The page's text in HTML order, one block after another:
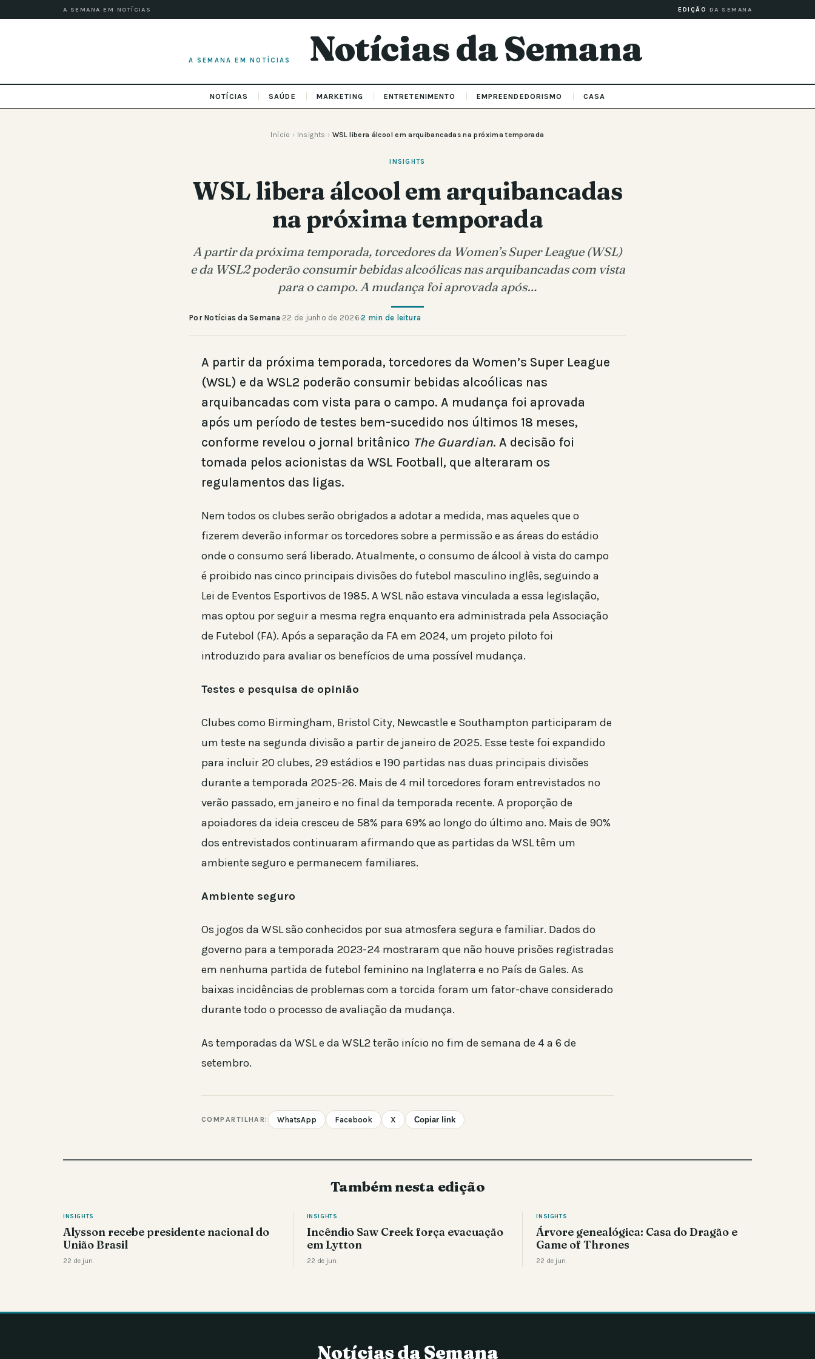
A SEMANA EM NOTÍCIAS EDIÇÃO DA SEMANA
A SEMANA EM NOTÍCIAS Notícias da Semana
NOTÍCIAS SAÚDE MARKETING ENTRETENIMENTO EMPREENDEDORISMO CASA
Início › Insights › WSL libera álcool em arquibancadas na próxima temporada
INSIGHTS
WSL libera álcool em arquibancadas
na próxima temporada
A partir da próxima temporada, torcedores da Women’s Super League (WSL)
e da WSL2 poderão consumir bebidas alcoólicas nas arquibancadas com vista
para o campo. A mudança foi aprovada após…
Por Notícias da Semana ·22 de junho de 2026·2 min de leitura
A partir da próxima temporada, torcedores da Women’s Super League
(WSL) e da WSL2 poderão consumir bebidas alcoólicas nas
arquibancadas com vista para o campo. A mudança foi aprovada
após um período de testes bem-sucedido nos últimos 18 meses,
conforme revelou o jornal britânico The Guardian. A decisão foi
tomada pelos acionistas da WSL Football, que alteraram os
regulamentos das ligas.
Nem todos os clubes serão obrigados a adotar a medida, mas aqueles que o
fizerem deverão informar os torcedores sobre a permissão e as áreas do estádio
onde o consumo será liberado. Atualmente, o consumo de álcool à vista do campo
é proibido nas cinco principais divisões do futebol masculino inglês, seguindo a
Lei de Eventos Esportivos de 1985. A WSL não estava vinculada a essa legislação,
mas optou por seguir a mesma regra enquanto era administrada pela Associação
de Futebol (FA). Após a separação da FA em 2024, um projeto piloto foi
introduzido para avaliar os benefícios de uma possível mudança.
Testes e pesquisa de opinião
Clubes como Birmingham, Bristol City, Newcastle e Southampton participaram de
um teste na segunda divisão a partir de janeiro de 2025. Esse teste foi expandido
para incluir 20 clubes, 29 estádios e 190 partidas nas duas principais divisões
durante a temporada 2025-26. Mais de 4 mil torcedores foram entrevistados no
verão passado, em janeiro e no final da temporada recente. A proporção de
apoiadores da ideia cresceu de 58% para 69% ao longo do último ano. Mais de 90%
dos entrevistados continuaram afirmando que as partidas da WSL têm um
ambiente seguro e permanecem familiares.
Ambiente seguro
Os jogos da WSL são conhecidos por sua atmosfera segura e familiar. Dados do
governo para a temporada 2023-24 mostraram que não houve prisões registradas
em nenhuma partida de futebol feminino na Inglaterra e no País de Gales. As
baixas incidências de problemas com a torcida foram um fator-chave considerado
durante todo o processo de avaliação da mudança.
As temporadas da WSL e da WSL2 terão início no fim de semana de 4 a 6 de
setembro.
COMPARTILHAR: WhatsApp Facebook X Copiar link
Também nesta edição
INSIGHTS
Alysson recebe presidente nacional do
União Brasil
22 de jun.
INSIGHTS
Incêndio Saw Creek força evacuação
em Lytton
22 de jun.
INSIGHTS
Árvore genealógica: Casa do Dragão e
Game of Thrones
22 de jun.
Notícias da Semana